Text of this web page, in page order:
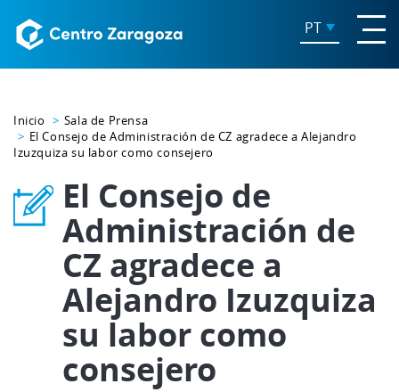
PT
Inicio
Sala de Prensa
El Consejo de Administración de CZ agradece a Alejandro
Izuzquiza su labor como consejero
El Consejo de
Administración de
CZ agradece a
Alejandro Izuzquiza
su labor como
consejero